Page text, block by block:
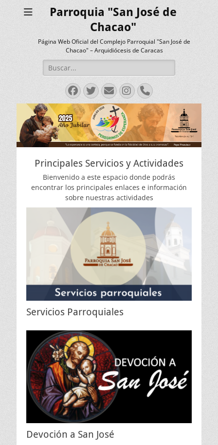
Parroquia "San José de
Chacao"
Página Web Oficial del Complejo Parroquial "San José de
Chacao" – Arquidiócesis de Caracas
Buscar:
Facebook
Twitter
Correo
electrónico
Instagram
Teléfono
Principales Servicios y Actividades
Bienvenido a este espacio donde podrás
encontrar los principales enlaces e información
sobre nuestras actividades
Servicios Parroquiales
Devoción a San José